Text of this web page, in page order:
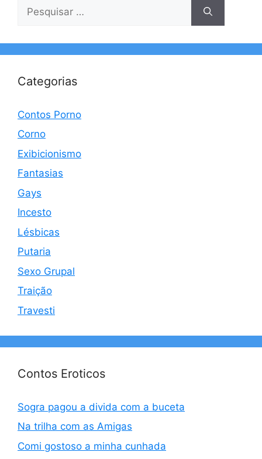
por:
Categorias
Contos Porno
Corno
Exibicionismo
Fantasias
Gays
Incesto
Lésbicas
Putaria
Sexo Grupal
Traição
Travesti
Contos Eroticos
Sogra pagou a divida com a buceta
Na trilha com as Amigas
Comi gostoso a minha cunhada